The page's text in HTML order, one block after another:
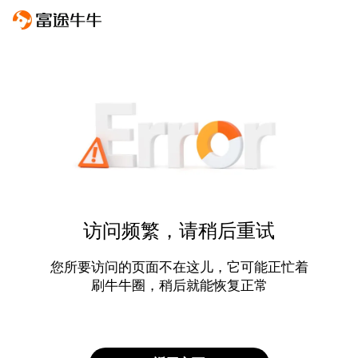
访问频繁，请稍后重试
您所要访问的页面不在这儿，它可能正忙着
刷牛牛圈，稍后就能恢复正常